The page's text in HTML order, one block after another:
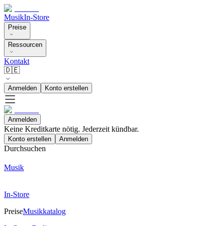
MusikIn-Store
Preise
Ressourcen
Kontakt
🇩🇪
Anmelden Konto erstellen
Anmelden
Keine Kreditkarte nötig. Jederzeit kündbar.
Konto erstellen Anmelden
Durchsuchen
Musik
In-Store
PreiseMusikkatalog